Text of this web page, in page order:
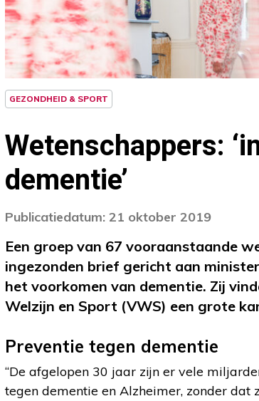
GEZONDHEID & SPORT
Wetenschappers:
dementie’
Publicatiedatum: 21 oktober 2019
Een groep van 67 vooraanstaande
ingezonden brief gericht aan
het voorkomen van dementie. Zij
Welzijn en Sport (VWS) een grote
Preventie tegen dementie
“De afgelopen 30 jaar zijn er vele
tegen dementie en Alzheimer, zonder dat